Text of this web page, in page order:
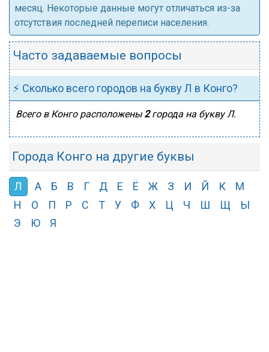
месяц. Некоторые данные могут отличаться из-за
отсутствия последней переписи населения.
Часто задаваемые вопросы
⚡ Сколько всего городов на букву Л в Конго?
Всего в Конго расположены 2города на букву Л.
Города Конго на другие буквы
Л А Б В Г Д Е Ё Ж З И Й К
М
Н
О П Р С Т У Ф Х Ц Ч Ш Щ
Ы
Э
Ю Я